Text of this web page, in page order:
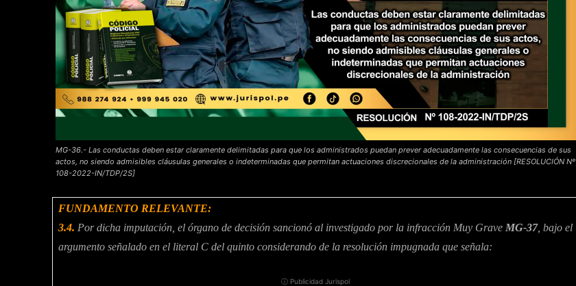
MG-36.- Las conductas deben estar claramente delimitadas para que los administrados puedan prever adecuadamente las consecuencias de sus
actos, no siendo admisibles cláusulas generales o indeterminadas que permitan actuaciones discrecionales de la administración [RESOLUCIÓN Nº
108-2022-IN/TDP/2S]
FUNDAMENTO RELEVANTE:
3.4. Por dicha imputación, el órgano de decisión sancionó al investigado por la infracción Muy Grave MG-37, bajo el
argumento señalado en el literal C del quinto considerando de la resolución impugnada que señala:
ⓘ Publicidad Jurispol